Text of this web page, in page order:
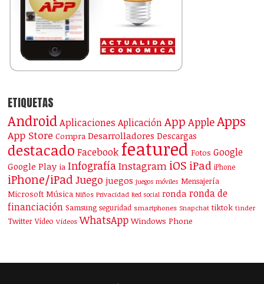
ETIQUETAS
Android Aplicaciones Aplicación App AppleApps
App Store Compra Desarrolladores Descargas
destacado Facebook featured Fotos Google
Google Play ia InfografíaInstagram iOS iPad iPhone
iPhone/iPad Juego juegos juegos móviles Mensajería
Microsoft Música Niños Privacidad Red social ronda ronda de
financiación Samsung seguridad smartphones Snapchat tiktok tinder
Twitter Vídeo Vídeos WhatsApp Windows Phone